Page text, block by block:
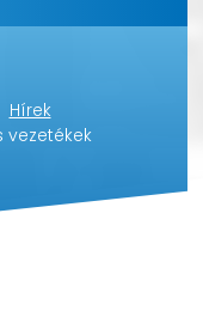
Hírek
vezetékek